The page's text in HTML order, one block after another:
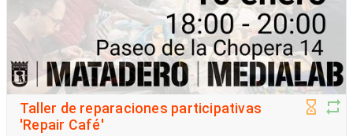
Taller de reparaciones participativas
'Repair Café'